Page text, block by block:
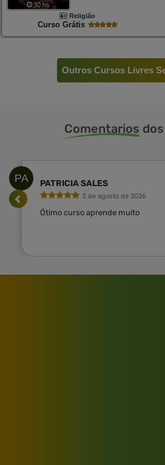
30 hs
Religião
Curso Grátis
Outros Cursos Livres
Comentarios
PA PATRICIA SALES
3 de agosto de 2026
Ótimo curso aprende muito